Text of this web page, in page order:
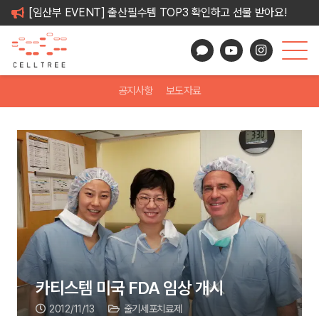
[임산부 EVENT] 출산필수템 TOP3 확인하고 선물 받아요!
공지사항 보도자료
카티스템 미국 FDA 임상 개시
2012/11/13 줄기세포치료제